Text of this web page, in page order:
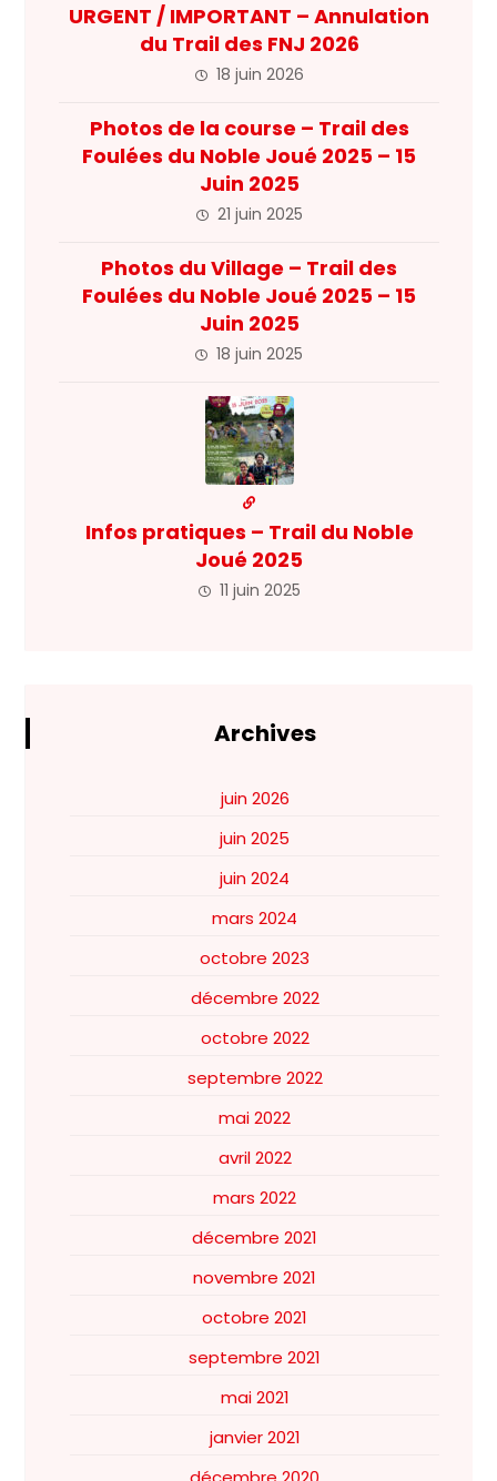
URGENT / IMPORTANT – Annulation
du Trail des FNJ 2026
18 juin 2026
Photos de la course – Trail des
Foulées du Noble Joué 2025 – 15
Juin 2025
21 juin 2025
Photos du Village – Trail des
Foulées du Noble Joué 2025 – 15
Juin 2025
18 juin 2025
Infos pratiques – Trail du Noble
Joué 2025
11 juin 2025
Archives
juin 2026
juin 2025
juin 2024
mars 2024
octobre 2023
décembre 2022
octobre 2022
septembre 2022
mai 2022
avril 2022
mars 2022
décembre 2021
novembre 2021
octobre 2021
septembre 2021
mai 2021
janvier 2021